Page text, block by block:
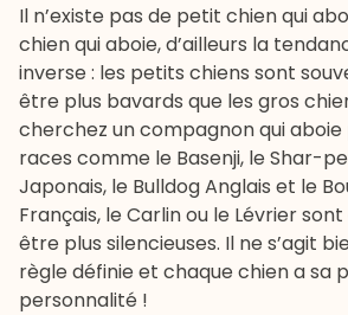
Il n’existe pas de petit chien qui
chien qui aboie, d’ailleurs la
inverse : les petits chiens sont
être plus bavards que les gros
cherchez un compagnon qui
races comme le Basenji, le Shar-
Japonais, le Bulldog Anglais et le
Français, le Carlinou le Lévriersont
être plus silencieuses. Il ne s’agit
règle définie et chaque chien a sa
personnalité !